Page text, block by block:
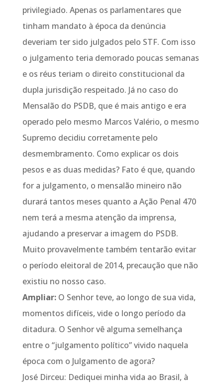
privilegiado. Apenas os parlamentares que
tinham mandato à época da denúncia
deveriam ter sido julgados pelo STF. Com isso
o julgamento teria demorado poucas semanas
e os réus teriam o direito constitucional da
dupla jurisdição respeitado. Já no caso do
Mensalão do PSDB, que é mais antigo e era
operado pelo mesmo Marcos Valério, o mesmo
Supremo decidiu corretamente pelo
desmembramento. Como explicar os dois
pesos e as duas medidas? Fato é que, quando
for a julgamento, o mensalão mineiro não
durará tantos meses quanto a Ação Penal 470
nem terá a mesma atenção da imprensa,
ajudando a preservar a imagem do PSDB.
Muito provavelmente também tentarão evitar
o período eleitoral de 2014, precaução que não
existiu no nosso caso.
Ampliar: O Senhor teve, ao longo de sua vida,
momentos difíceis, vide o longo período da
ditadura. O Senhor vê alguma semelhança
entre o “julgamento político” vivido naquela
época com o Julgamento de agora?
José Dirceu: Dediquei minha vida ao Brasil, à